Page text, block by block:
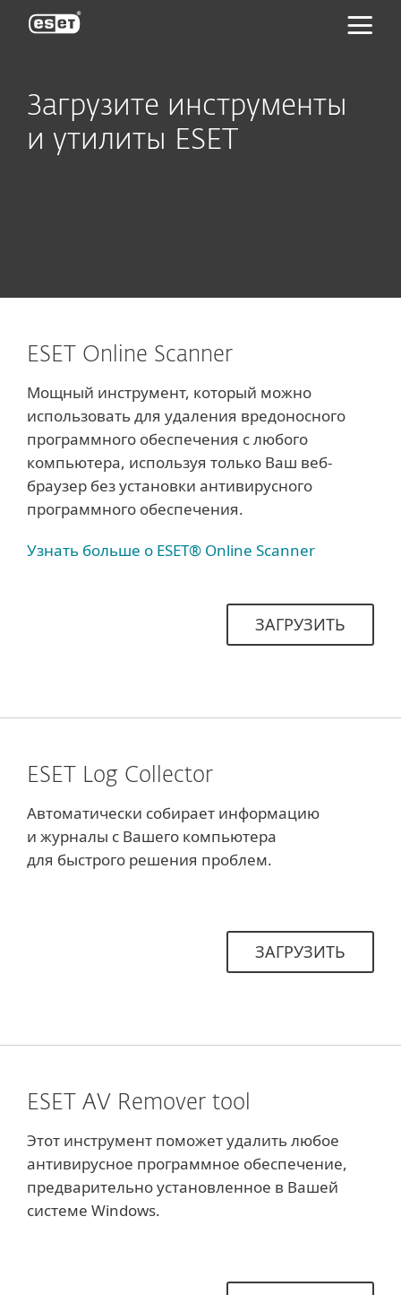
Загрузите инструменты
и утилиты ESET
ESET Online Scanner
Мощный инструмент, который можно
использовать для удаления вредоносного
программного обеспечения с любого
компьютера, используя только Ваш веб-
браузер без установки антивирусного
программного обеспечения.
Узнать больше о ESET® Online Scanner
ЗАГРУЗИТЬ
ESET Log Collector
Автоматически собирает информацию
и журналы с Вашего компьютера
для быстрого решения проблем.
ЗАГРУЗИТЬ
ESET AV Remover tool
Этот инструмент поможет удалить любое
антивирусное программное обеспечение,
предварительно установленное в Вашей
системе Windows.
ESET